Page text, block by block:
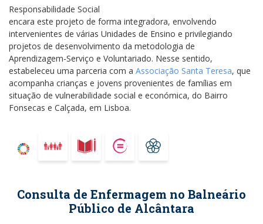
Responsabilidade Social
encara este projeto de forma integradora, envolvendo
intervenientes de várias Unidades de Ensino e privilegiando
projetos de desenvolvimento da metodologia de
Aprendizagem-Serviço e Voluntariado. Nesse sentido,
estabeleceu uma parceria com a Associação Santa Teresa, que
acompanha crianças e jovens provenientes de famílias em
situação de vulnerabilidade social e económica, do Bairro
Fonsecas e Calçada, em Lisboa.
Consulta de Enfermagem no Balneário
Público de Alcântara